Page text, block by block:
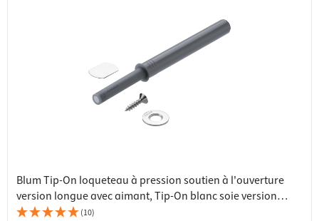
Blum Tip-On loqueteau à pression soutien à l'ouverture
version longue avec aimant, Tip-On blanc soie version
longue
(10)